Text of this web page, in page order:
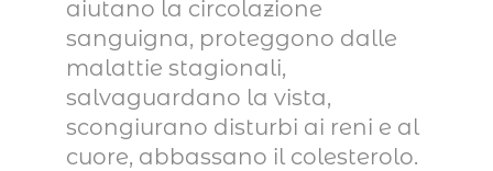
aiutano la circolazione
sanguigna, proteggono dalle
malattie stagionali,
salvaguardano la vista,
scongiurano disturbi ai reni e al
cuore, abbassano il colesterolo.